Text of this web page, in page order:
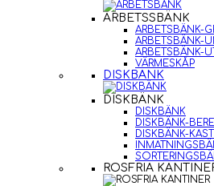
ARBETSSBÄNK
ARBETSBÄNK-
ARBETSBÄNK-
ARBETSBÄNK-
VÄRMESKÅP
DISKBÄNK
DISKBÄNK
DISKBÄNK
DISKBÄNK-
DISKBÄNK-
ROSFRIA